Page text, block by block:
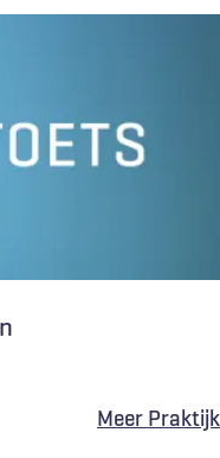
Meer Praktijk